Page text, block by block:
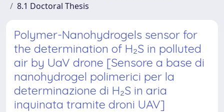
8.1 Doctoral Thesis
Polymer-Nanohydrogels sensor for
the determination of H₂S in polluted
air by UaV drone [Sensore a base di
nanohydrogel polimerici per la
determinazione di H₂S in aria
inquinata tramite droni UAV]